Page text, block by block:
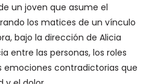
un joven que asume el
los matices de un vínculo
bajo la dirección de Alicia
entre las personas, los roles
emociones contradictorias que